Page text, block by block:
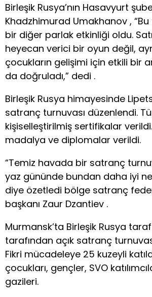
Birleşik Rusya’nın Hasavyurt
Khadzhimurad Umakhanov , “Bu
bir diğer parlak etkinliği oldu.
heyecan verici bir oyun değil,
çocukların gelişimi için etkili bir
da doğruladı,” dedi .
Birleşik Rusya himayesinde
satranç turnuvası düzenlendi.
kişiselleştirilmiş sertifikalar
madalya ve diplomalar verildi.
“Temiz havada bir satranç
yaz gününde bundan daha iyi
diye özetledi bölge satranç
başkanı Zaur Dzantiev .
Murmansk’ta Birleşik Rusya
tarafından açık satranç
Fikri mücadeleye 25 kuzeyli
çocukları, gençler, SVO
gazileri.